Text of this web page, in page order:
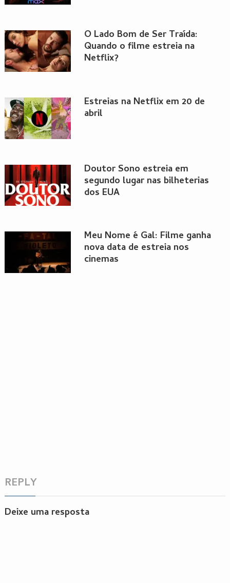
O Lado Bom de Ser Traída:
Quando o filme estreia na
Netflix?
Estreias na Netflix em 20 de
abril
Doutor Sono estreia em
segundo lugar nas bilheterias
dos EUA
Meu Nome é Gal: Filme ganha
nova data de estreia nos
cinemas
REPLY
Deixe uma resposta